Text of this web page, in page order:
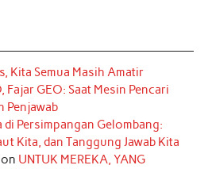
Kita Semua Masih Amatir
Fajar GEO: Saat Mesin Pencari
Penjawab
di Persimpangan Gelombang:
Kita, dan Tanggung Jawab Kita
on UNTUK MEREKA, YANG